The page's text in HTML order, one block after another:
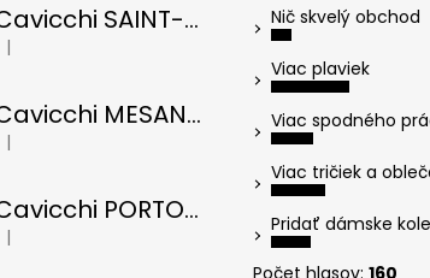
Cavicchi SAINT-TROPEZ Electric Blue di RICCI
Hodnotenie produktu je 5 z 5 hviezdičiek.
|
Cavicchi MESANTO SANTORINI Oil Green di ROMANO
Hodnotenie produktu je 5 z 5 hviezdičiek.
|
Cavicchi PORTOFINO Midnight Black di RICCI
Hodnotenie produktu je 5 z 5 hviezdičiek.
|
Nič skvelý obchod
Viac plaviek
Viac spodného
Viac tričiek a
Pridať dámske
Počet hlasov: 160